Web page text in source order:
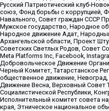
Русский Патриотический клуб-
союз, Фонд борьбы с коррупцией,
Навального, Совет граждан СССР
Мужское государство, Народное
Народное движение Адат,
Архангельской области, Проект
Советских Светлых Родов, Совет
Meta Platforms Inc, Facebook,
Добровольческое Движение
Черный Комитет, Татарстанское
общественное движение,
Движение Весна, Верховный Совет
Социалистической Республики,
Исполнительный комитет совета
края, Этническое национальное